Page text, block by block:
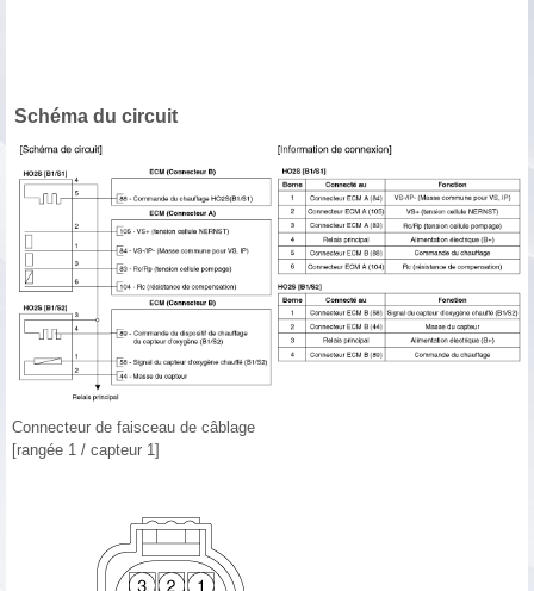
Schéma du circuit
Connecteur de faisceau de câblage
[rangée 1 / capteur 1]